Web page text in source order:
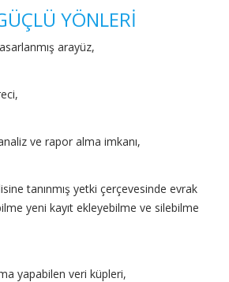
YÖNLERİ
arayüz,
ve rapor alma imkanı,
tanınmış yetki çerçevesinde evrak
yeni kayıt ekleyebilme ve silebilme
yapabilen veri küpleri,